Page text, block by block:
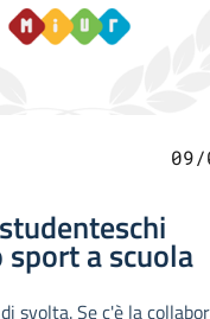
09/
a scuola
svolta. Se c'è la